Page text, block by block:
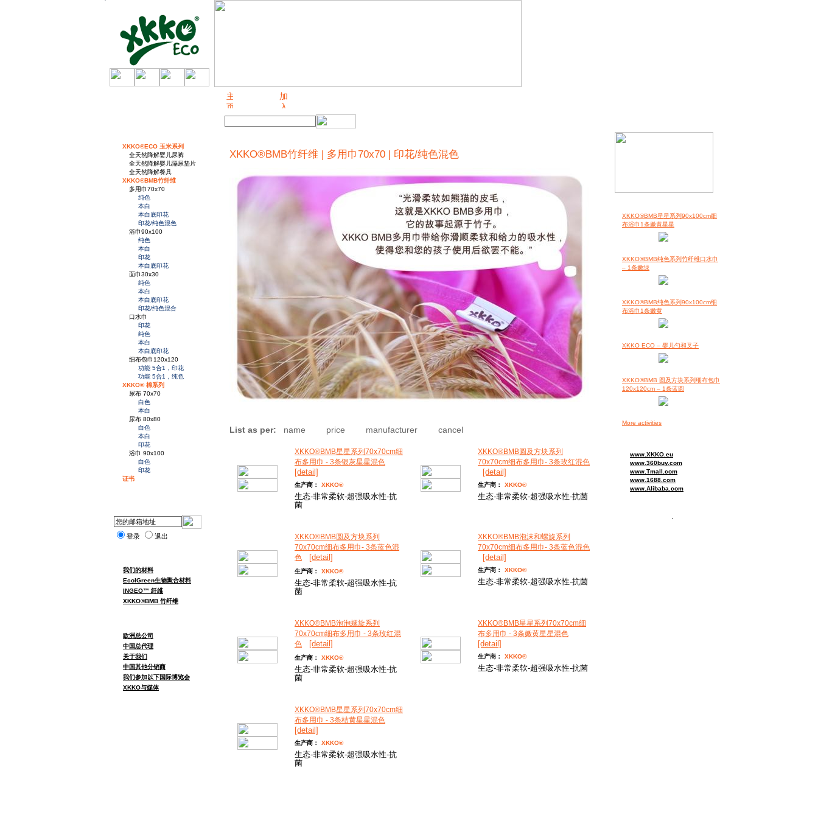
XKKO®ECO 玉米系列
全天然降解婴儿尿裤
全天然降解婴儿隔尿垫片
全天然降解餐具
XKKO®BMB竹纤维
多用巾70x70
纯色
本白
本白底印花
印花/纯色混色
浴巾90x100
纯色
本白
印花
本白底印花
面巾30x30
纯色
本白
本白底印花
印花/纯色混合
口水巾
印花
纯色
本白
本白底印花
细布包巾120x120
功能 5合1，印花
功能 5合1，纯色
XKKO® 棉系列
尿布 70x70
白色
本白
尿布 80x80
白色
本白
印花
浴巾 90x100
白色
印花
证书
登录 退出
我们的材料
EcolGreen生物聚合材料
INGEO™ 纤维
XKKO®BMB 竹纤维
欧洲总公司
中国总代理
关于我们
中国其他分销商
我们参加以下国际博览会
XKKO与媒体
XKKO®BMB星星系列90x100cm细
布浴巾1条嫩黄星星
XKKO®BMB纯色系列竹纤维口水巾
– 1条嫩绿
XKKO®BMB纯色系列90x100cm细
布浴巾1条嫩黄
XKKO ECO – 婴儿勺和叉子
XKKO®BMB 圆及方块系列细布包巾
120x120cm – 1条蓝圆
More activities
www.XKKO.eu
www.360buy.com
www.Tmall.com
www.1688.com
www.Alibaba.com
XKKO®BMB竹纤维 | 多用巾70x70 | 印花/纯色混色
List as per: name price manufacturer cancel
XKKO®BMB星星系列70x70cm细
布多用巾 - 3条银灰星星混色
[detail]
生产商： XKKO®
生态-非常柔软-超强吸水性-抗
菌
XKKO®BMB圆及方块系列
70x70cm细布多用巾- 3条玫红混色
[detail]
生产商： XKKO®
生态-非常柔软-超强吸水性-抗菌
XKKO®BMB圆及方块系列
70x70cm细布多用巾- 3条蓝色混
色
[detail]
生产商： XKKO®
生态-非常柔软-超强吸水性-抗
菌
XKKO®BMB泡沫和螺旋系列
70x70cm细布多用巾- 3条蓝色混色
[detail]
生产商： XKKO®
生态-非常柔软-超强吸水性-抗菌
XKKO®BMB泡泡螺旋系列
70x70cm细布多用巾 - 3条玫红混
色
[detail]
生产商： XKKO®
生态-非常柔软-超强吸水性-抗
菌
XKKO®BMB星星系列70x70cm细
布多用巾 - 3条嫩黄星星混色
[detail]
生产商： XKKO®
生态-非常柔软-超强吸水性-抗菌
XKKO®BMB星星系列70x70cm细
布多用巾 - 3条桔黄星星混色
[detail]
生产商： XKKO®
生态-非常柔软-超强吸水性-抗
菌